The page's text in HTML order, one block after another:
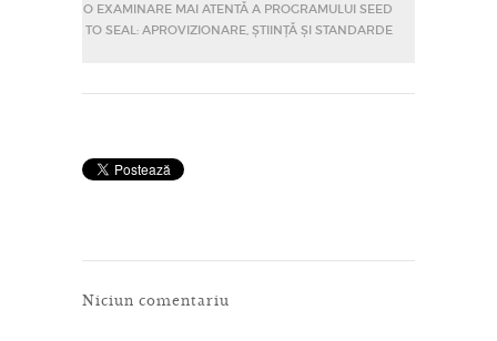
O EXAMINARE MAI ATENTĂ A PROGRAMULUI SEED
TO SEAL: APROVIZIONARE, ȘTIINȚĂ ȘI STANDARDE
Niciun comentariu